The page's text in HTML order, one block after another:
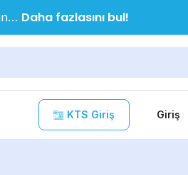
Daha fazlasını bul!
KTS Giriş Giriş